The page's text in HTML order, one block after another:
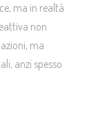
ma in realtà
non
ma
anzi spesso